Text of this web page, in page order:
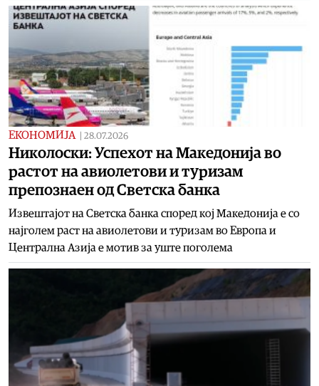
ЕКОНОМИЈА 28.07.2026
Николоски: Успехот на Македонија во
растот на авиолетови и туризам
препознаен од Светска банка
Извештајот на Светска банка според кој Македонија е со
најголем раст на авиолетови и туризам во Европа и
Централна Азија е мотив за уште поголема